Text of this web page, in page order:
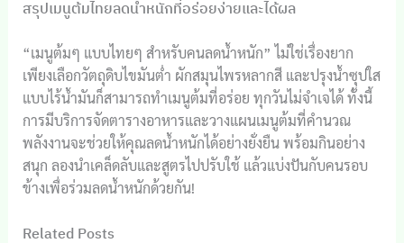
สรุปเมนูต้มไทยลดน้ำหนักที่อร่อยง่ายและได้ผล
“เมนูต้มๆ แบบไทยๆ สำหรับคนลดน้ำหนัก” ไม่ใช่เรื่องยาก
เพียงเลือกวัตถุดิบไขมันต่ำ ผักสมุนไพรหลากสี และปรุงน้ำซุปใส
แบบไร้น้ำมันก็สามารถทำเมนูต้มที่อร่อย ทุกวันไม่จำเจได้ ทั้งนี้
การมีบริการจัดตารางอาหารและวางแผนเมนูต้มที่คำนวณ
พลังงานจะช่วยให้คุณลดน้ำหนักได้อย่างยั่งยืน พร้อมกินอย่าง
สนุก ลองนำเคล็ดลับและสูตรไปปรับใช้ แล้วแบ่งปันกับคนรอบ
ข้างเพื่อร่วมลดน้ำหนักด้วยกัน!
Related Posts